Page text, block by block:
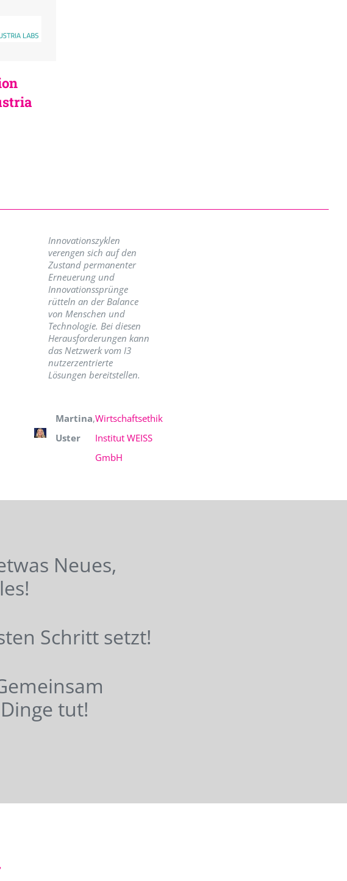
Innovationszyklen
verengen sich auf den
Zustand permanenter
Erneuerung und
Innovationssprünge
rütteln an der Balance
von Menschen und
Technologie. Bei diesen
Herausforderungen kann
das Netzwerk vom I3
nutzerzentrierte
Lösungen bereitstellen.
Martina
Uster
,Wirtschaftsethik
Institut WEISS
GmbH
Neues,
Schritt setzt!
tut!